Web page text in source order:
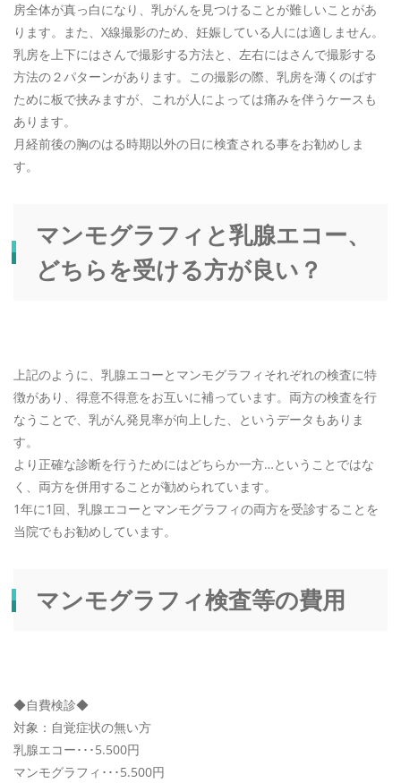
房全体が真っ白になり、乳がんを見つけることが難しいことがあ
ります。また、X線撮影のため、妊娠している人には適しません。
乳房を上下にはさんで撮影する方法と、左右にはさんで撮影する
方法の２パターンがあります。この撮影の際、乳房を薄くのばす
ために板で挟みますが、これが人によっては痛みを伴うケースも
あります。
月経前後の胸のはる時期以外の日に検査される事をお勧めしま
す。
マンモグラフィと乳腺エコー、
どちらを受ける方が良い？
上記のように、乳腺エコーとマンモグラフィそれぞれの検査に特
徴があり、得意不得意をお互いに補っています。両方の検査を行
なうことで、乳がん発見率が向上した、というデータもありま
す。
より正確な診断を行うためにはどちらか一方…ということではな
く、両方を併用することが勧められています。
1年に1回、乳腺エコーとマンモグラフィの両方を受診することを
当院でもお勧めしています。
マンモグラフィ検査等の費用
◆自費検診◆
対象：自覚症状の無い方
乳腺エコー･･･5.500円
マンモグラフィ･･･5.500円